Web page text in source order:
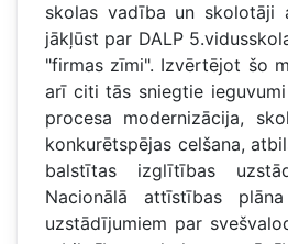
skolas vadība un skolotāji
jākļūst par DALP
"firmas zīmi". Izvērtējot šo
arī citi tās sniegtie
procesa modernizācija,
konkurētspējas celšana,
balstītas izglītības
Nacionālā attīstības
uzstādījumiem par